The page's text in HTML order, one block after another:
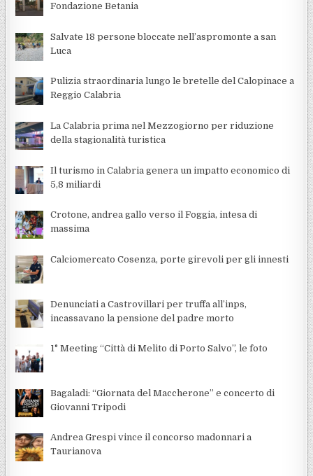
Fondazione Betania
Salvate 18 persone bloccate nell’aspromonte a san
Luca
Pulizia straordinaria lungo le bretelle del Calopinace a
Reggio Calabria
La Calabria prima nel Mezzogiorno per riduzione
della stagionalità turistica
Il turismo in Calabria genera un impatto economico di
5,8 miliardi
Crotone, andrea gallo verso il Foggia, intesa di
massima
Calciomercato Cosenza, porte girevoli per gli innesti
Denunciati a Castrovillari per truffa all’inps,
incassavano la pensione del padre morto
1° Meeting “Città di Melito di Porto Salvo”, le foto
Bagaladi: “Giornata del Maccherone” e concerto di
Giovanni Tripodi
Andrea Grespi vince il concorso madonnari a
Taurianova